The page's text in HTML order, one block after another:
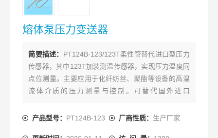
熔体泵压力变送器
简要描述： PT124B-123/123T柔性管替代进口型压力
传感器，其中123T加装测温传感器，实现压力温度同
点位测量。主要应用于化纤纺丝、聚酯等设备的高温
流体介质的压力测量与控制。可替代国外进口
产品型号： PT124B-123 厂商性质： 生产厂家